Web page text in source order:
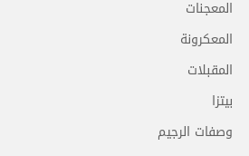
المعجنات
المعكرونة
المقبلات
بيتزا
وصفات الرجيم